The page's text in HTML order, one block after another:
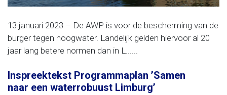
13 januari 2023 – De AWP is voor de bescherming van de
burger tegen hoogwater. Landelijk gelden hiervoor al 20
jaar lang betere normen dan in L......
Inspreektekst Programmaplan ’Samen
naar een waterrobuust Limburg’